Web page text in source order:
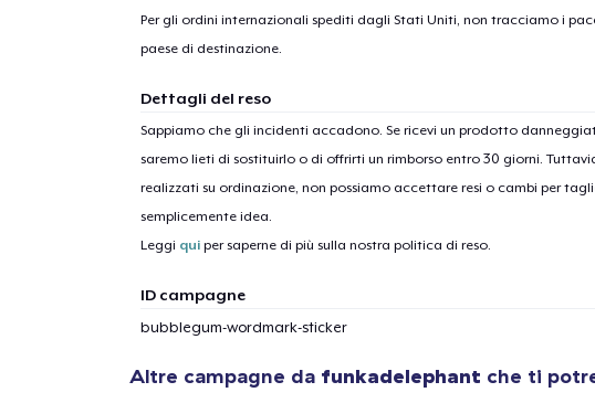
Per gli ordini internazionali spediti dagli Stati Uniti, non tracciamo i
paese di destinazione.
Dettagli del reso
Sappiamo che gli incidenti accadono. Se ricevi un prodotto
saremo lieti di sostituirlo o di offrirti un rimborso entro 30 giorni.
realizzati su ordinazione, non possiamo accettare resi o cambi per
semplicemente idea.
Leggi quiper saperne di più sulla nostra politica di reso.
ID campagne
bubblegum-wordmark-sticker
Altre campagne da funkadelephant che ti